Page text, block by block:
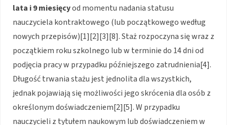
lata i 9 miesięcyod momentu nadania statusu
nauczyciela kontraktowego (lub początkowego według
nowych przepisów)[1][2][3][8]. Staż rozpoczyna się wraz z
początkiem roku szkolnego lub w terminie do 14 dni od
podjęcia pracy w przypadku późniejszego zatrudnienia[4].
Długość trwania stażu jest jednolita dla wszystkich,
jednak pojawiają się możliwości jego skrócenia dla osób z
określonym doświadczeniem[2][5]. W przypadku
nauczycieli z tytułem naukowym lub doświadczeniem w